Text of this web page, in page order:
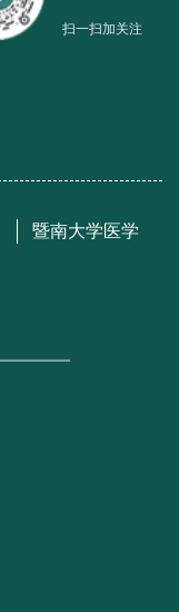
扫一扫加关注
暨南大学医学